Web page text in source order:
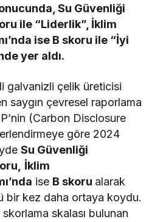
Su Güvenliği
ile “Liderlik”, İklim
ise B skoru ile “İyi
yer aldı.
galvanizli çelik üreticisi
saygın çevresel raporlama
(Carbon Disclosure
göre 2024
Su Güvenliği
İklim
ise B skoru alarak
bir kez daha ortaya koydu.
skorlama skalası bulunan